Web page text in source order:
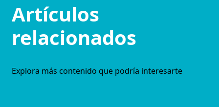
Artículos
relacionados
Explora más contenido que podría interesarte